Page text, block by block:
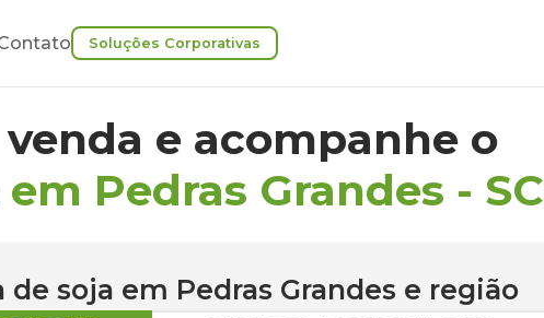
Soluções Corporativas
e acompanhe o
Pedras Grandes - SC
de soja em Pedras Grandes e região